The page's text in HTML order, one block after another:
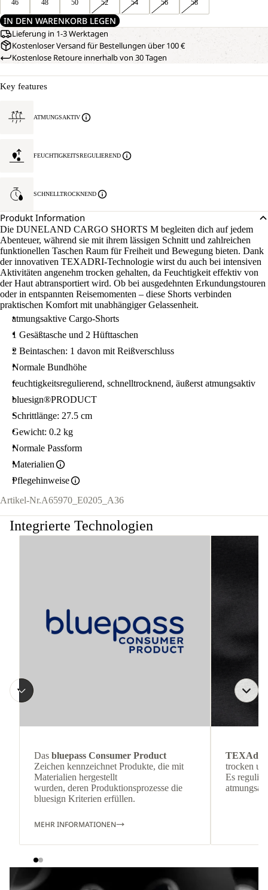
46 48 50 52 54 56 58
IN DEN WARENKORB LEGEN
Lieferung in 1-3 Werktagen
Kostenloser Versand für Bestellungen über 100 €
Kostenlose Retoure innerhalb von 30 Tagen
Key features
ATMUNGSAKTIV
FEUCHTIGKEITSREGULIEREND
SCHNELLTROCKNEND
Produkt Information
Die DUNELAND CARGO SHORTS M begleiten dich auf jedem
Abenteuer, während sie mit ihrem lässigen Schnitt und zahlreichen
funktionellen Taschen Raum für Freiheit und Bewegung bieten. Dank
der innovativen TEXADRI-Technologie wirst du auch bei intensiven
Aktivitäten angenehm trocken gehalten, da Feuchtigkeit effektiv von
der Haut abtransportiert wird. Ob bei ausgedehnten Erkundungstouren
oder in entspannten Reisemomenten – diese Shorts verbinden
praktischen Komfort mit unabhängiger Gelassenheit.
atmungsaktive Cargo-Shorts
1 Gesäßtasche und 2 Hüfttaschen
2 Beintaschen: 1 davon mit Reißverschluss
Normale Bundhöhe
feuchtigkeitsregulierend, schnelltrocknend, äußerst atmungsaktiv
bluesign®PRODUCT
Schrittlänge: 27.5 cm
Gewicht: 0.2 kg
Normale Passform
Materialien
Pflegehinweise
Artikel-Nr.A65970_E0205_A36
Integrierte Technologien
Das bluepass Consumer Product
Zeichen kennzeichnet Produkte, die mit
Materialien hergestellt
wurden, deren Produktionsprozesse die
bluesign Kriterien erfüllen.
MEHR INFORMATIONEN
TEXAdri
trocken
Es